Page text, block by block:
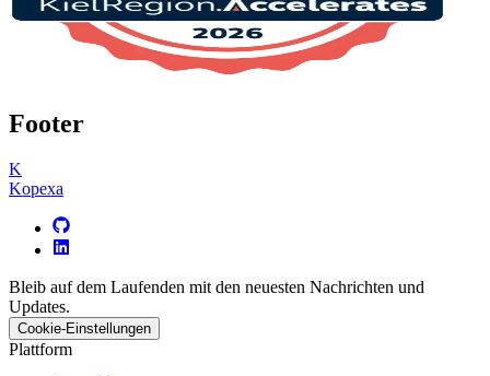
Footer
K
Kopexa
Bleib auf dem Laufenden mit den neuesten Nachrichten und
Updates.
Cookie-Einstellungen
Plattform